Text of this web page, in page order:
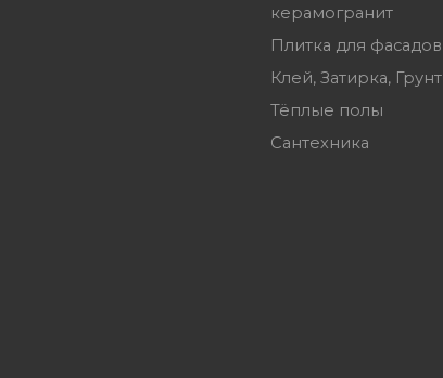
керамогранит
Плитка для фасадов
Клей, Затирка, Грунт
Тёплые полы
Сантехника